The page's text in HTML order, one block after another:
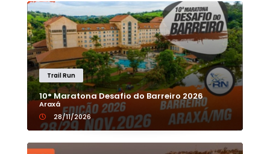
Trail Run
10° Maratona Desafio do Barreiro 2026
Araxá
28/11/2026